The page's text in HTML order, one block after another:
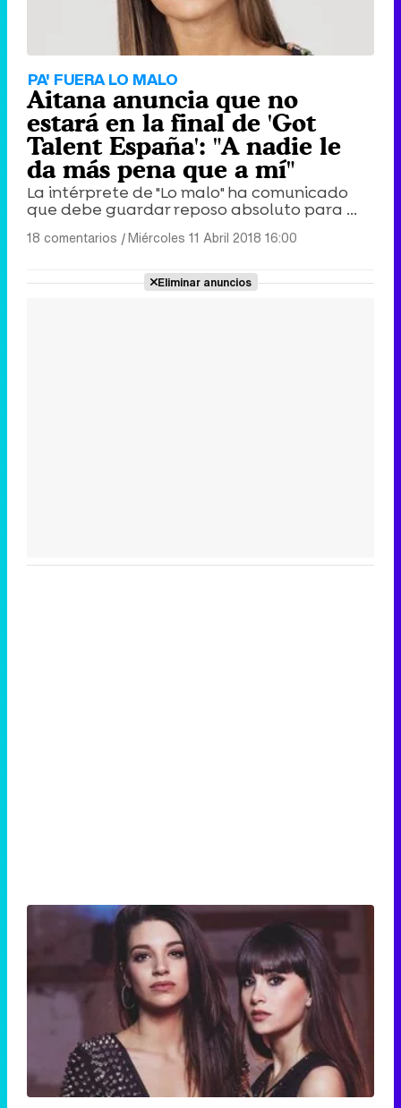
PA' FUERA LO MALO
Aitana anuncia que no
estará en la final de 'Got
Talent España': "A nadie le
da más pena que a mí"
La intérprete de "Lo malo" ha comunicado
que debe guardar reposo absoluto para ...
18 comentarios |Miércoles 11 Abril 2018 16:00
Eliminar anuncios